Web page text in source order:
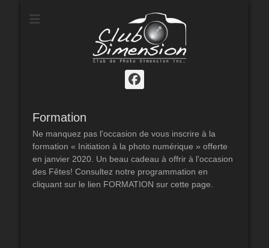
Club de photo
Dimension
Facebook
Formation
Ne manquez pas l'occasion de vous inscrire à la
formation « Initiation à la photo numérique » offerte
en janvier 2020. Un beau cadeau à offrir à l'occasion
des Fêtes! Consultez notre programmation en
cliquant sur le lien FORMATION sur cette page.